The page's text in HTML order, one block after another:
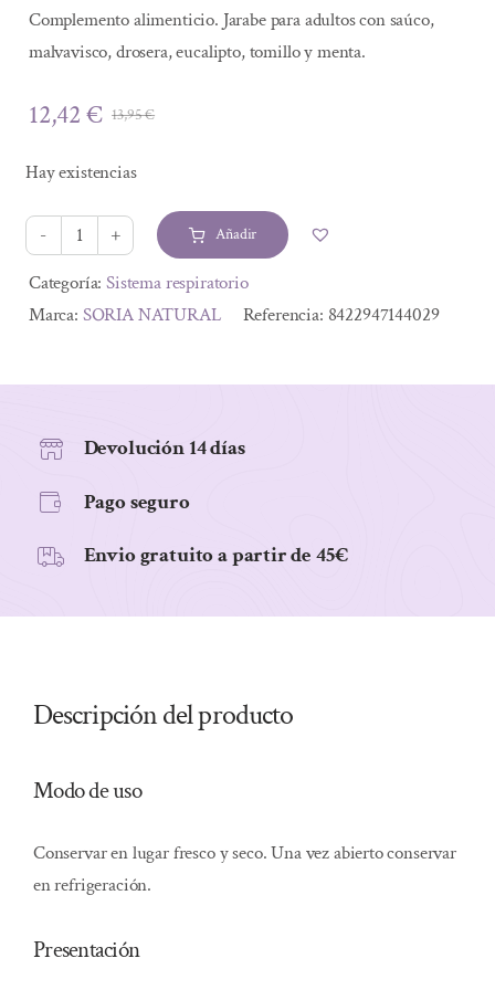
Complemento alimenticio. Jarabe para adultos con saúco,
malvavisco, drosera, eucalipto, tomillo y menta.
13,95€El
era:
13,95 €.
12,42€
El
es:
12,42 €.
Hay existencias
EXPECTONAT
250ml
cantidad
Añadir
Alternative:
Categoría:Sistema respiratorio
Marca: SORIA NATURAL Referencia: 8422947144029
Devolución 14 días
Pago seguro
Envio gratuito a partir de 45€
Descripción del producto
Modo de uso
Conservar en lugar fresco y seco. Una vez abierto conservar
en refrigeración.
Presentación